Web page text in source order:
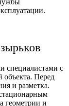
специалистами с
объекта. Перед
и разметка.
геометрии и